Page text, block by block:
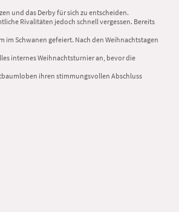
und das Derby für sich zu entscheiden.
Rivalitäten jedoch schnell vergessen. Bereits
im Schwanen gefeiert. Nach den Weihnachtstagen
internes Weihnachtsturnier an, bevor die
ihren stimmungsvollen Abschluss